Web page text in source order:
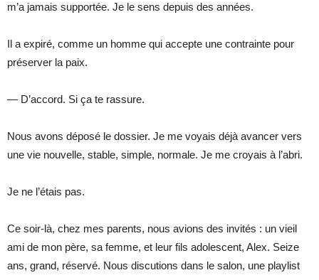
m’a jamais supportée. Je le sens depuis des années.
Il a expiré, comme un homme qui accepte une contrainte pour
préserver la paix.
— D’accord. Si ça te rassure.
Nous avons déposé le dossier. Je me voyais déjà avancer vers
une vie nouvelle, stable, simple, normale. Je me croyais à l’abri.
Je ne l’étais pas.
Ce soir-là, chez mes parents, nous avions des invités : un vieil
ami de mon père, sa femme, et leur fils adolescent, Alex. Seize
ans, grand, réservé. Nous discutions dans le salon, une playlist